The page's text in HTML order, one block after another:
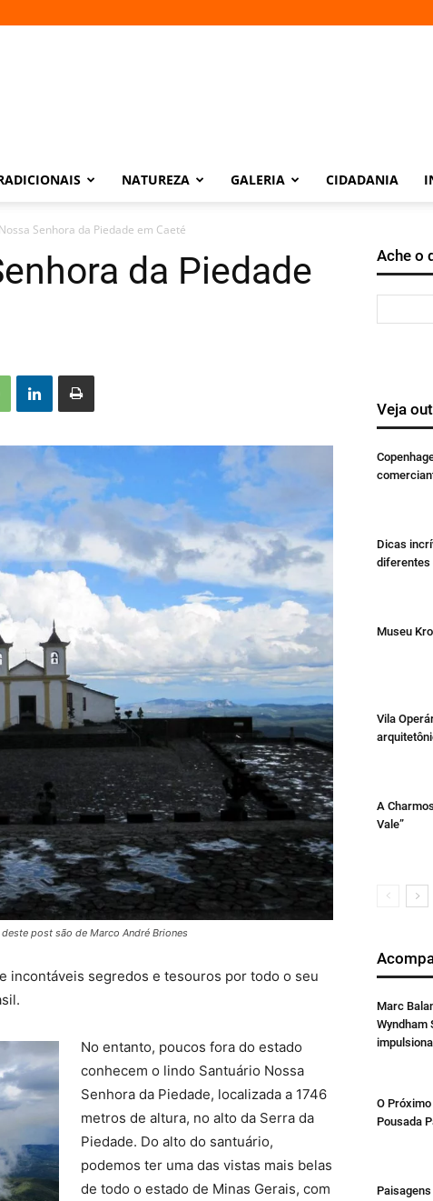
NATUREZA GALERIA CIDADANIA
Senhora da Piedade em Caeté
da Piedade
post são de Marco André Briones
incontáveis segredos e tesouros por todo o seu
No entanto, poucos fora do estado
conhecem o lindo Santuário Nossa
Senhora da Piedade, localizada a 1746
metros de altura, no alto da Serra da
Piedade. Do alto do santuário,
podemos ter uma das vistas mais belas
de todo o estado de Minas Gerais, com
Ache o
Veja
Dicas
diferentes
Museu
Vila
A
Vale”
Marc
Wyndham
O
Pousada